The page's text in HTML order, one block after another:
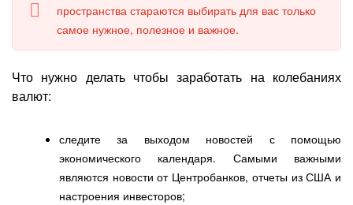
пространства стараются выбирать для вас только
самое нужное, полезное и важное.
Что нужно делать чтобы заработать на колебаниях
валют:
следите за выходом новостей с помощью
экономического календаря. Самыми важными
являются новости от Центробанков, отчеты из США и
настроения инвесторов;